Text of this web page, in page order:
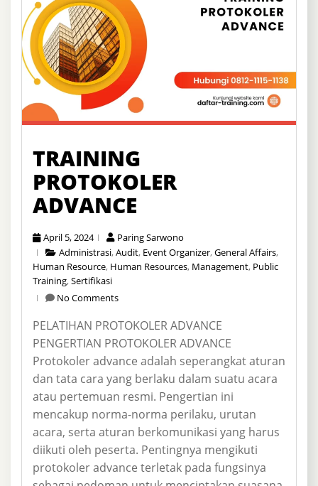
TRAINING
PROTOKOLER
ADVANCE
April 5, 2024
Paring Sarwono
Administrasi,Audit, Event Organizer,General Affairs,
Human Resource, Human Resources, Management, Public
Training,Sertifikasi
No Comments
PELATIHAN PROTOKOLER ADVANCE
PENGERTIAN PROTOKOLER ADVANCE
Protokoler advance adalah seperangkat aturan
dan tata cara yang berlaku dalam suatu acara
atau pertemuan resmi. Pengertian ini
mencakup norma-norma perilaku, urutan
acara, serta aturan berkomunikasi yang harus
diikuti oleh peserta. Pentingnya mengikuti
protokoler advance terletak pada fungsinya